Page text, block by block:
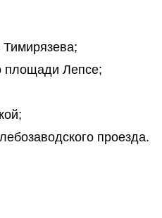
площади Лепсе;
проезда.